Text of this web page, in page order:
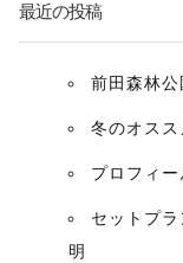
ゲ
最近の投稿
前田森林
冬のオスス
プロフィ
セットプ
明